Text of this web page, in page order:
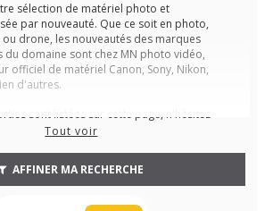
Tout voir
sélection de matériel photo et
par nouveauté. Que ce soit en photo,
drone, les nouveautés des marques
du domaine sont chez MN photo vidéo,
officiel de matériel Canon, Sony, Nikon,
d'autres.
sont listées sur cette page, n'hésitez
pour les recevoir au plus tôt !
AFFINER MA RECHERCHE